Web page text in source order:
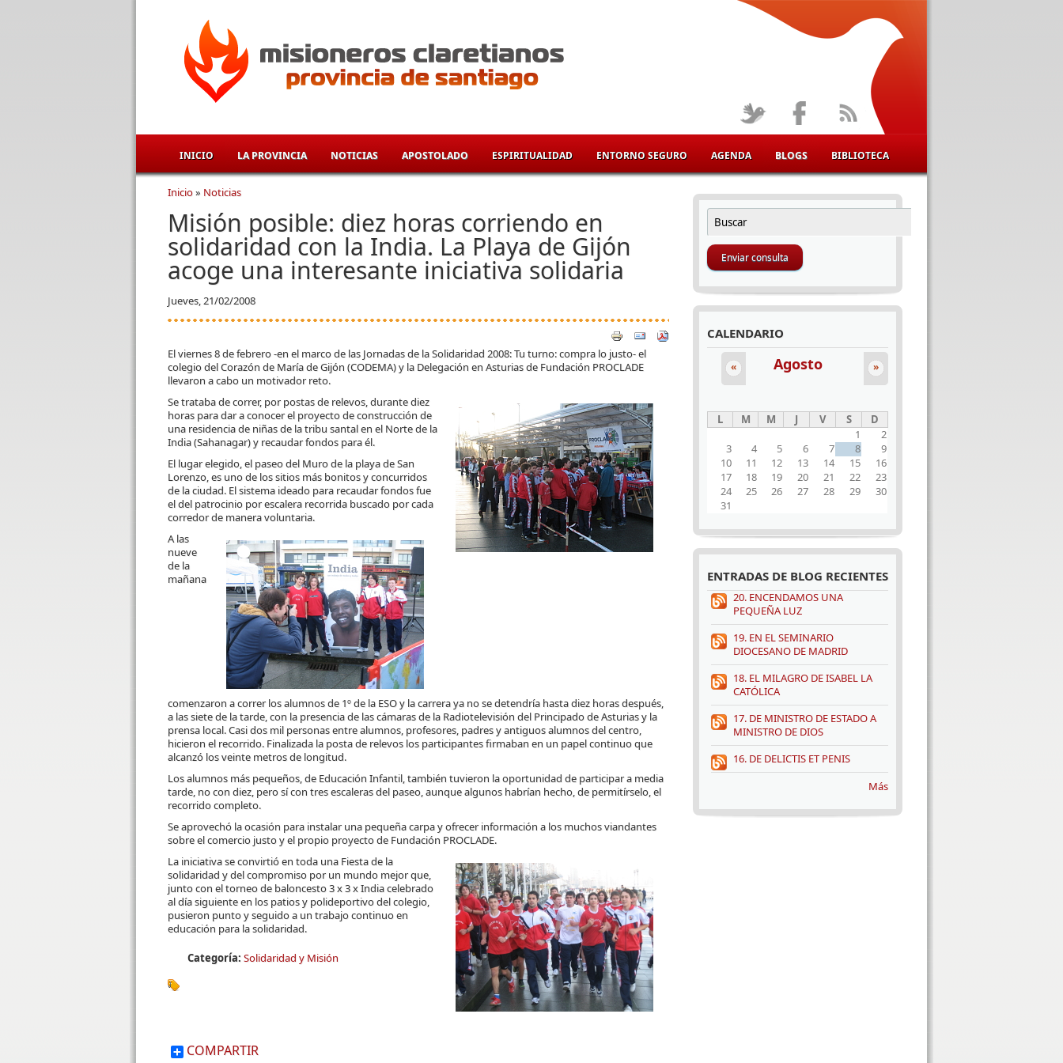
INICIO LA PROVINCIA NOTICIAS APOSTOLADO ESPIRITUALIDAD ENTORNO SEGURO AGENDA BLOGS BIBLIOTECA
Se encuentra usted aquí
Inicio» Noticias
Misión posible: diez horas corriendo en
solidaridad con la India. La Playa de Gijón
acoge una interesante iniciativa solidaria
Jueves, 21/02/2008
El viernes 8 de febrero -en el marco de las Jornadas de la Solidaridad 2008: Tu turno: compra lo justo- el
colegio del Corazón de María de Gijón (CODEMA) y la Delegación en Asturias de Fundación PROCLADE
llevaron a cabo un motivador reto.
Se trataba de correr, por postas de relevos, durante diez
horas para dar a conocer el proyecto de construcción de
una residencia de niñas de la tribu santal en el Norte de la
India (Sahanagar) y recaudar fondos para él.
El lugar elegido, el paseo del Muro de la playa de San
Lorenzo, es uno de los sitios más bonitos y concurridos
de la ciudad. El sistema ideado para recaudar fondos fue
el del patrocinio por escalera recorrida buscado por cada
corredor de manera voluntaria.
A las
nueve
de la
mañana
comenzaron a correr los alumnos de 1º de la ESO y la carrera ya no se detendría hasta diez horas después,
a las siete de la tarde, con la presencia de las cámaras de la Radiotelevisión del Principado de Asturias y la
prensa local. Casi dos mil personas entre alumnos, profesores, padres y antiguos alumnos del centro,
hicieron el recorrido. Finalizada la posta de relevos los participantes firmaban en un papel continuo que
alcanzó los veinte metros de longitud.
Los alumnos más pequeños, de Educación Infantil, también tuvieron la oportunidad de participar a media
tarde, no con diez, pero sí con tres escaleras del paseo, aunque algunos habrían hecho, de permitírselo, el
recorrido completo.
Se aprovechó la ocasión para instalar una pequeña carpa y ofrecer información a los muchos viandantes
sobre el comercio justo y el propio proyecto de Fundación PROCLADE.
La iniciativa se convirtió en toda una Fiesta de la
solidaridad y del compromiso por un mundo mejor que,
junto con el torneo de baloncesto 3 x 3 x India celebrado
al día siguiente en los patios y polideportivo del colegio,
pusieron punto y seguido a un trabajo continuo en
educación para la solidaridad.
Categoría: Solidaridad y Misión
COMPARTIR
FORMULARIO DE BÚSQUEDA
Buscar
CALENDARIO
Agosto
« »
L M M J V S
D
1
2
3
4 5 6 7 8
9
10
11 12 13 14 15
16
17
18 19 20 21 22
23
24
25 26 27 28 29
30
31
ENTRADAS DE BLOG RECIENTES
20. ENCENDAMOS UNA
PEQUEÑA LUZ
19. EN EL SEMINARIO
DIOCESANO DE MADRID
18. EL MILAGRO DE ISABEL LA
CATÓLICA
17. DE MINISTRO DE ESTADO A
MINISTRO DE DIOS
16. DE DELICTIS ET PENIS
Más